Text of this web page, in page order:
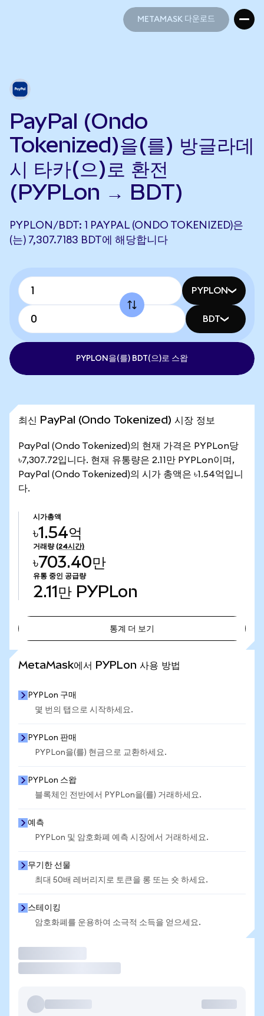
METAMASK 다운로드
PayPal (Ondo
Tokenized)을(를) 방글라데
시 타카(으)로 환전
(PYPLon → BDT)
PYPLON/BDT: 1 PAYPAL (ONDO TOKENIZED)은
(는) 7,307.7183 BDT에 해당합니다
PYPLON
BDT
PYPLON을(를) BDT(으)로 스왑
최신 PayPal (Ondo Tokenized) 시장 정보
PayPal (Ondo Tokenized)의 현재 가격은 PYPLon당
৳7,307.72입니다. 현재 유통량은 2.11만 PYPLon이며,
PayPal (Ondo Tokenized)의 시가 총액은 ৳1.54억입니
다.
시가총액
৳1.54억
거래량 (24시간)
৳703.40만
유통 중인 공급량
2.11만 PYPLon
통계 더 보기
MetaMask에서 PYPLon 사용 방법
PYPLon 구매
몇 번의 탭으로 시작하세요.
PYPLon 판매
PYPLon을(를) 현금으로 교환하세요.
PYPLon 스왑
블록체인 전반에서 PYPLon을(를) 거래하세요.
예측
PYPLon 및 암호화폐 예측 시장에서 거래하세요.
무기한 선물
최대 50배 레버리지로 토큰을 롱 또는 숏 하세요.
스테이킹
암호화폐를 운용하여 소극적 소득을 얻으세요.